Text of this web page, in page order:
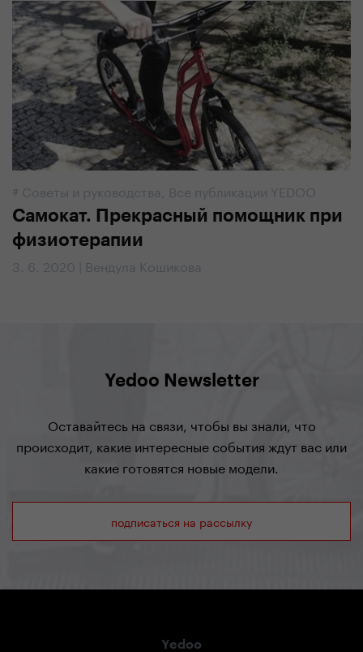
# Советы и руководства Все публикации YEDOO
Самокат. Прекрасный помощник при
физиотерапии
3. 6. 2020 | Вендула Кошикова
Yedoo Newsletter
Оставайтесь на связи, чтобы вы знали, что
происходит, какие интересные события ждут вас или
какие готовятся новые модели.
подписаться на рассылку
Yedoo